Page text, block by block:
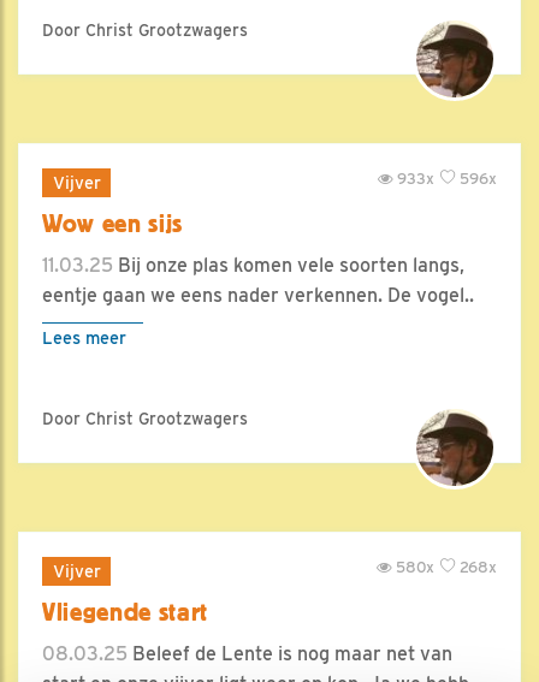
Door Christ Grootzwagers
Vijver 596x
933x
Wow een sijs
11.03.25 Bij onze plas komen vele soorten langs,
eentje gaan we eens nader verkennen. De vogel..
Lees meer
Door Christ Grootzwagers
Vijver 268x
580x
Vliegende start
08.03.25 Beleef de Lente is nog maar net van